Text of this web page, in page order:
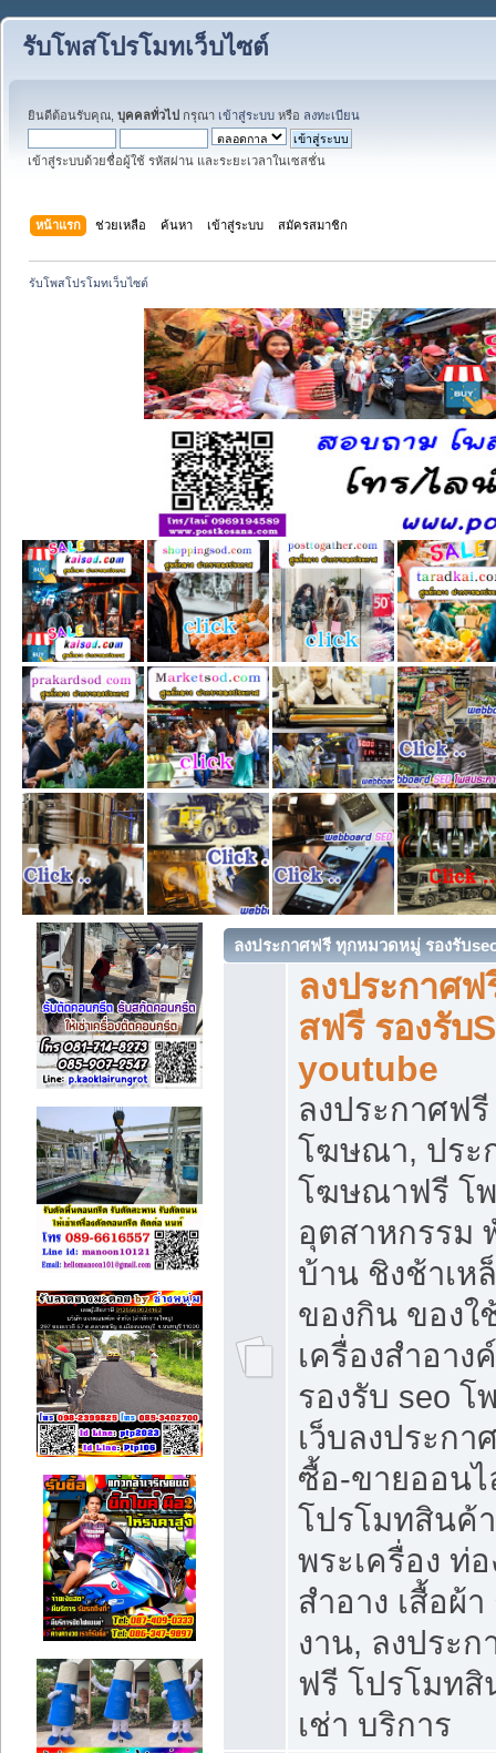
รับโพสโปรโมทเว็บไซต์
ยินดีต้อนรับคุณ, บุคคลทั่วไป กรุณา เข้าสู่ระบบ หรือ ลงทะเบียน
เข้าสู่ระบบด้วยชื่อผู้ใช้ รหัสผ่าน และระยะเวลาในเซสชั่น
หน้าแรก ช่วยเหลือ ค้นหา เข้าสู่ระบบ สมัครสมาชิก
รับโพสโปรโมทเว็บไซต์
ลงประกาศฟรี ทุกหมวดหมู่ รองรับ
ลงประกาศ
สฟรี รองรับ
youtube
ลงประกาศฟ
โฆษณา, ประ
โฆษณาฟรี โ
อุตสาหกรรม
บ้าน ชิงช้าเห
ของกิน ของใ
เครื่องสำอา
รองรับ seo โ
เว็บลงประก
ซื้อ-ขายออน
โปรโมทสินค้
พระเครื่อง ท่อ
สำอาง เสื้อผ้
งาน, ลงประ
ฟรี โปรโมท
เช่า บริการ